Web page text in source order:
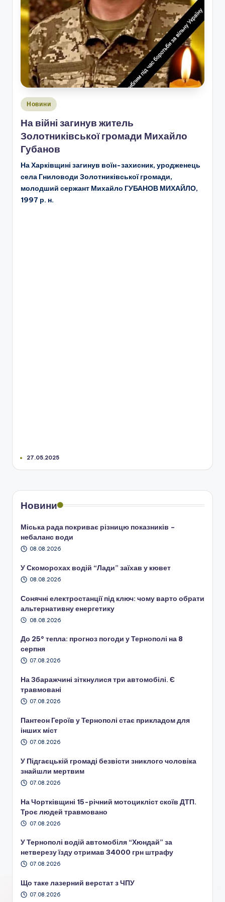
Опубліковано
Новини
На війні загинув житель
Золотниківської громади Михайло
Губанов
На Харківщині загинув воїн-захисник, уродженець
села Гниловоди Золотниківської громади,
молодший сержант Михайло ГУБАНОВ МИХАЙЛО,
1997 р. н.
27.05.2025
Новини
Міська рада покриває різницю показників –
небаланс води
08.08.2026
У Скоморохах водій “Лади” заїхав у кювет
08.08.2026
Сонячні електростанції під ключ: чому варто обрати
альтернативну енергетику
08.08.2026
До 25° тепла: прогноз погоди у Тернополі на 8
серпня
07.08.2026
На Збаражчині зіткнулися три автомобілі. Є
травмовані
07.08.2026
Пантеон Героїв у Тернополі стає прикладом для
інших міст
07.08.2026
У Підгаєцькій громаді безвісти зниклого чоловіка
знайшли мертвим
07.08.2026
На Чортківщині 15-річний мотоцикліст скоїв ДТП.
Троє людей травмовано
07.08.2026
У Тернополі водій автомобіля “Хюндай” за
нетверезу їзду отримав 34000 грн штрафу
07.08.2026
Що таке лазерний верстат з ЧПУ
07.08.2026